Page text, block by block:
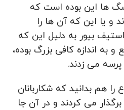
ها این بوده است که
و یا این که آن ها را
بیور به دلیل این که
به اندازه کافی بزرگ بوده،
پرسه می زدند.
هم بدانید که شکاربانان
می کردند و در آن جا